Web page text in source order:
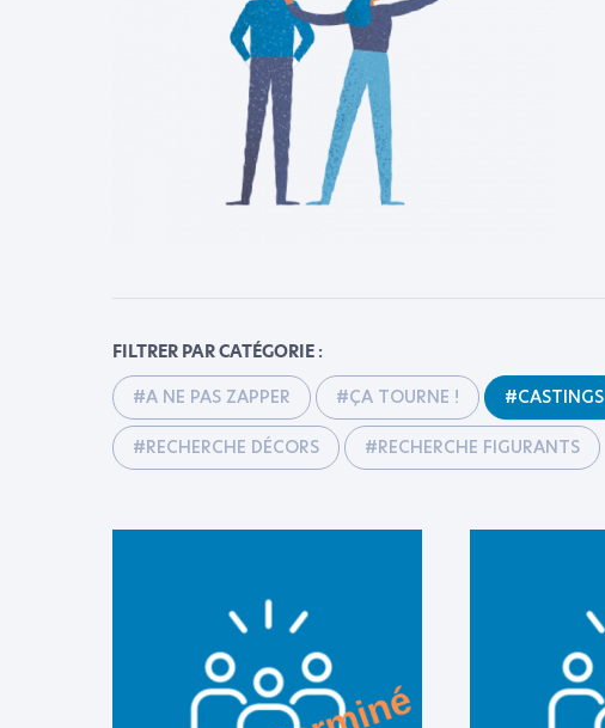
FILTRER PAR CATÉGORIE :
#A NE PAS ZAPPER
#ÇA TOURNE ! #CASTINGS
#RECHERCHE DÉCORS #RECHERCHE FIGURANTS